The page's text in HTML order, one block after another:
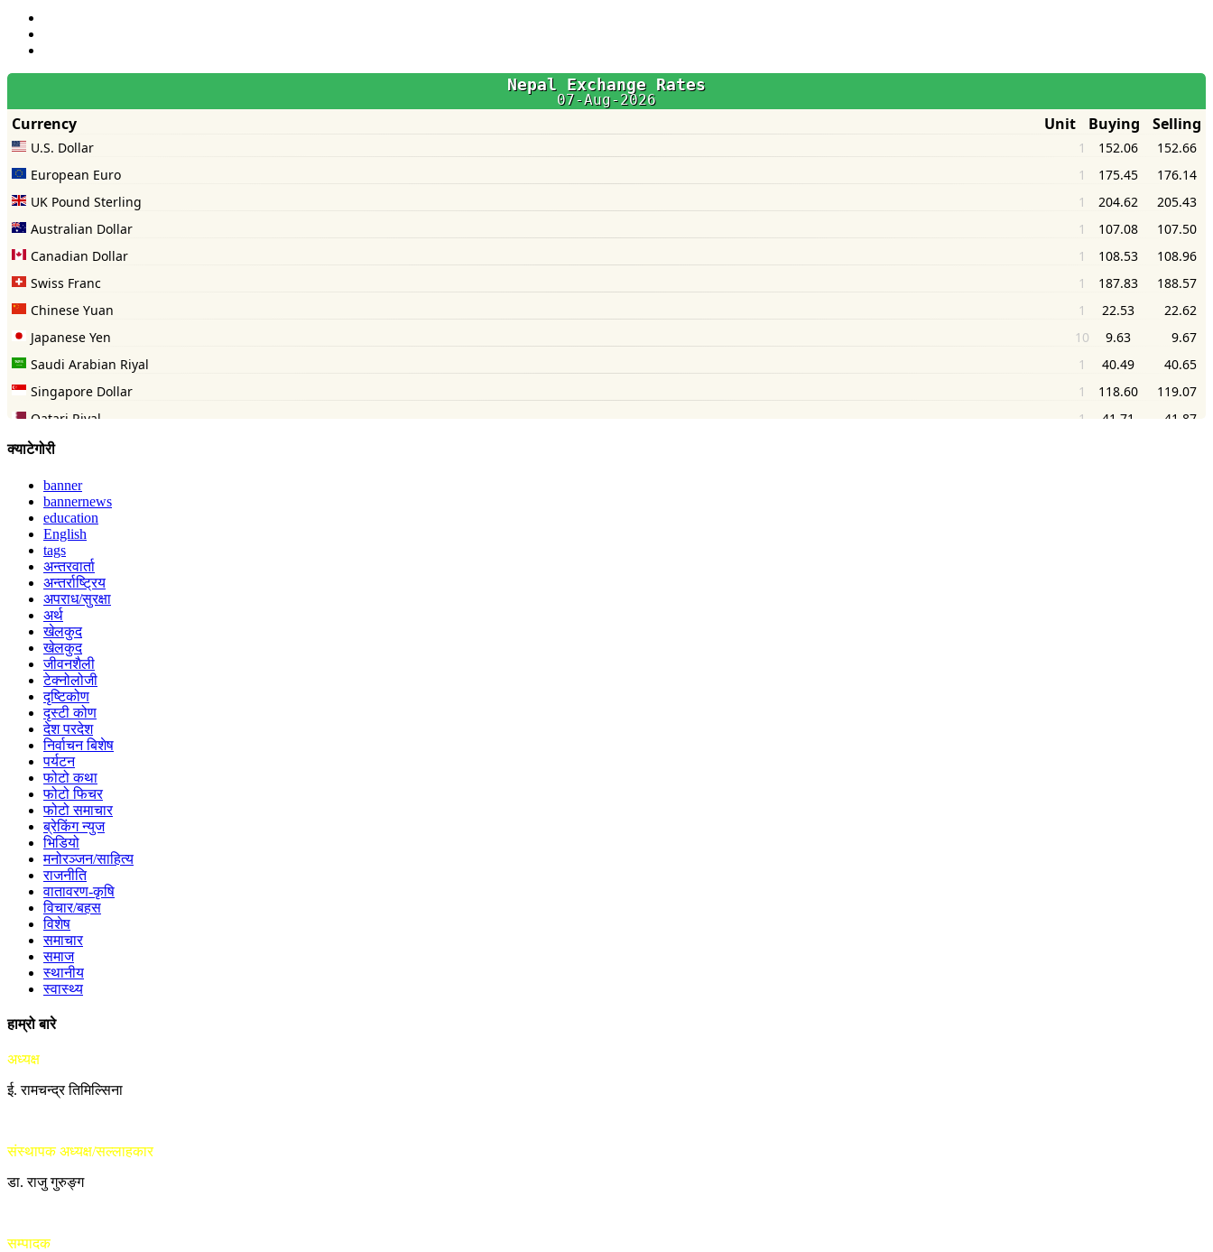
क्याटेगोरी
banner
bannernews
education
English
tags
अन्तरवार्ता
अन्तर्राष्ट्रिय
अपराध/सुरक्षा
अर्थ
खेलकुद
खेलकुद
जीवनशैली
टेक्नोलोजी
दृष्टिकोण
दृस्टी कोण
देश परदेश
निर्वाचन बिशेष
पर्यटन
फोटो कथा
फोटो फिचर
फोटो समाचार
ब्रेकिंग न्युज
भिडियो
मनोरञ्जन/साहित्य
राजनीति
वातावरण-कृषि
विचार/बहस
विशेष
समाचार
समाज
स्थानीय
स्वास्थ्य
हाम्रो बारे
अध्यक्ष
ई. रामचन्द्र तिमिल्सिना
संस्थापक अध्यक्ष/सल्लाहकार
डा. राजु गुरुङ्ग
सम्पादक